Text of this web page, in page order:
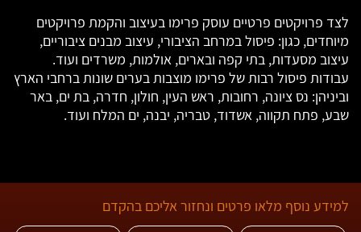
לצד פרויקטים פרטיים עוסק פרימו בעיצוב והקמת פרויקטים
מיוחדים, כגון: פיסול במרחב הציבורי, עיצוב מבנים ציבוריים,
עיצוב מסעדות, בתי קפה ובארים, אולמות, משרדים ועוד.
עבודות פיסול רבות של פרימו מוצבות בערים שונות ברחבי הארץ
וביניהן: נס ציונה, רחובות, ראש העין, חולון, חדרה, בת ים, באר
שבע, פתח תקווה, אשדוד, טבריה, יבנה, ים המלח ועוד.
למידע נוסף מלאו פרטים ונחזור אליכם בהקדם